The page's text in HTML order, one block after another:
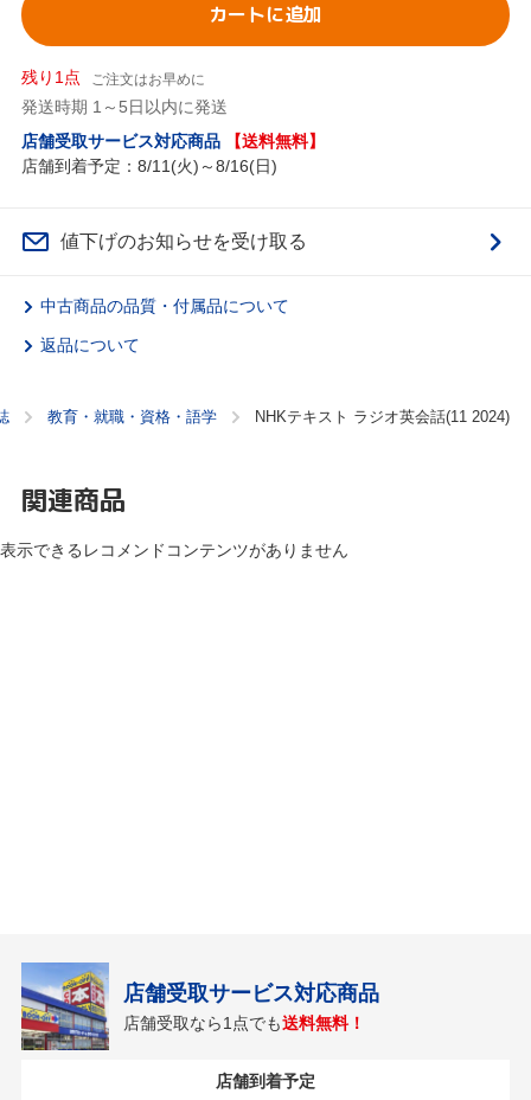
カートに追加
残り1点 ご注文はお早めに
発送時期 1～5日以内に発送
店舗受取サービス対応商品
【送料無料】
店舗到着予定：8/11(火)～8/16(日)
値下げのお知らせを受け取る
中古商品の品質・付属品について
返品について
教育・就職・資格・語学 NHKテキスト ラジオ英会話(11 2024)
関連商品
表示できるレコメンドコンテンツがありません
店舗受取サービス対応商品
店舗受取なら1点でも送料無料！
店舗到着予定